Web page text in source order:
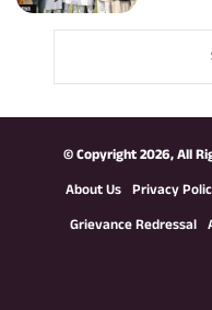
© Copyright 2026, All
About Us Privacy
Grievance Redressal